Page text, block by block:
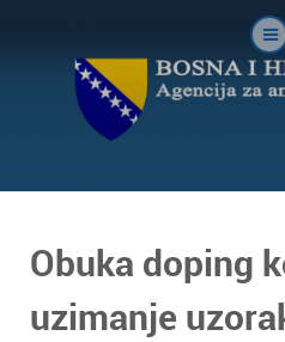
Obuka doping
uzimanje